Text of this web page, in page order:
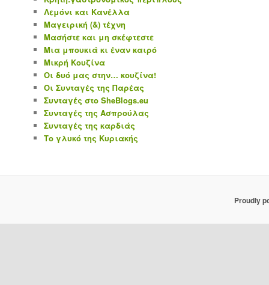
Λεμόνι και Κανέλλα
Μαγειρική (&) τέχνη
Μασήστε και μη σκέφτεστε
Μια μπουκιά κι έναν καιρό
Μικρή Κουζίνα
Οι δυό μας στην… κουζίνα!
Οι Συνταγές της Παρέας
Συνταγές στο SheBlogs.eu
Συνταγές της Ασπρούλας
Συνταγές της καρδιάς
Το γλυκό της Κυριακής
Proudly